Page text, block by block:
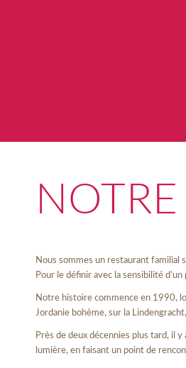
Nous sommes un restaurant familial
Pour le définir avec la sensibilité
Notre histoire commence en 1990,
Jordanie bohème, sur la
Près de deux décennies plus tard, il
lumière, en faisant un point de